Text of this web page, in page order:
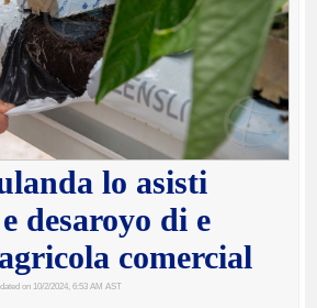
lo asisti
desaroyo di e
comercial
on 10/2/2024, 6:53 AM AST